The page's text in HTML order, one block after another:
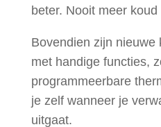
beter. Nooit meer
Bovendien zijn nieuwe
met handige functies,
programmeerbare
je zelf wanneer je
uitgaat.